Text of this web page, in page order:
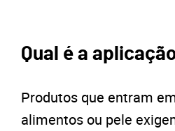
Qual é a
Produtos que entram
alimentos ou pele